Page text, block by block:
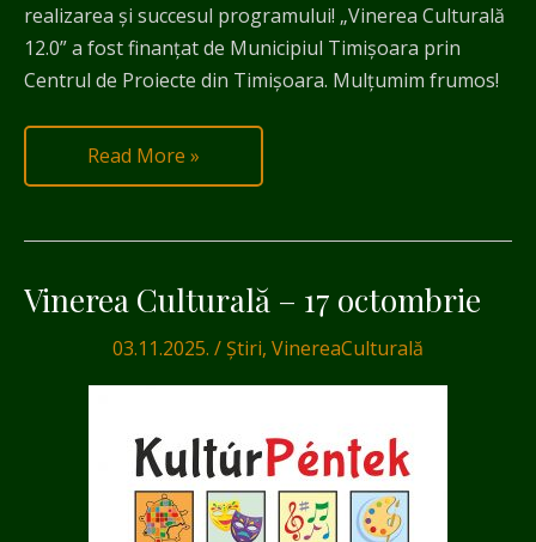
realizarea și succesul programului! „Vinerea Culturală
12.0” a fost finanțat de Municipiul Timișoara prin
Centrul de Proiecte din Timișoara. Mulţumim frumos!
Read More »
Vinerea Culturală – 17 octombrie
03.11.2025. / Știri, VinereaCulturală
Vinerea
17